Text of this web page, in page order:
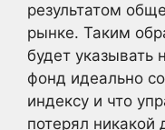
результатом
рынке. Таким
будет указывать
фонд идеально
индексу и что
потерял никакой